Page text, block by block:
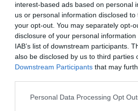
interest-based ads based on personal
us or personal information disclosed
your opt-out. You may separately opt-
disclosure of your personal
IAB’s list of downstream participants.
also be disclosed by us to third parties
Downstream Participants that may
Personal Data Processing Opt
ΚΡΗΤΗ: Ψαράς έπεσε στη
ΚΡΗΤΗ: Ψαράς έπεσε στη θάλασσα
από την μία στιγμή στην άλλη
περιοχή του Καρνάγιου στο Ηράκλειο
απόγευμα της Τετάρτης, ο 60χρονος
άλλους ψαράδες, με […]